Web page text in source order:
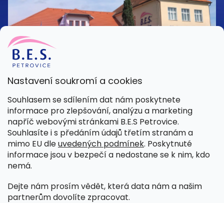
Nastavení soukromí a cookies
Souhlasem se sdílením dat nám poskytnete
informace pro zlepšování, analýzu a marketing
napříč webovými stránkami B.E.S Petrovice.
Souhlasíte i s předáním údajů třetím stranám a
mimo EU dleuvedených podmínek. Poskytnuté
informace jsou v bezpečí a nedostane se k nim, kdo
nemá.
Dejte nám prosím vědět, která data nám a našim
partnerům dovolíte zpracovat.
Kamenná prodejna
Pondělí – Pátek 8:00 – 15:30
Petrovice 42, 262 55 Petrovice
Více informací